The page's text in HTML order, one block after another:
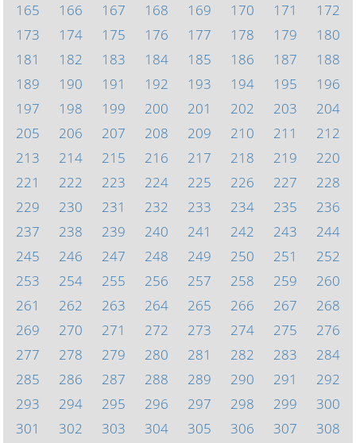
165
166 167 168 169 170 171
172
173
174 175 176 177 178 179
180
181
182 183 184 185 186 187
188
189
190 191 192 193 194 195
196
197
198 199 200 201 202 203
204
205
206 207 208 209 210 211
212
213
214 215 216 217 218 219
220
221
222 223 224 225 226 227
228
229
230 231 232 233 234 235
236
237
238 239 240 241 242 243
244
245
246 247 248 249 250 251
252
253
254 255 256 257 258 259
260
261
262 263 264 265 266 267
268
269
270 271 272 273 274 275
276
277
278 279 280 281 282 283
284
285
286 287 288 289 290 291
292
293
294 295 296 297 298 299
300
301
302 303 304 305 306 307
308